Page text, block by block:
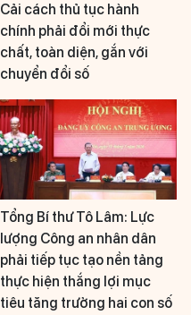
Cải cách thủ tục hành
chính phải đổi mới thực
chất, toàn diện, gắn với
chuyển đổi số
Tổng Bí thư Tô Lâm: Lực
lượng Công an nhân dân
phải tiếp tục tạo nền tảng
thực hiện thắng lợi mục
tiêu tăng trưởng hai con số